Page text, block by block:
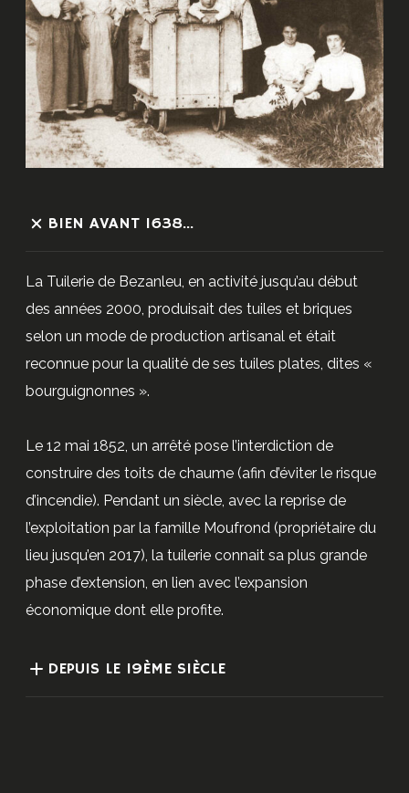
BIEN AVANT 1638...
La Tuilerie de Bezanleu, en activité jusqu’au début
des années 2000, produisait des tuiles et briques
selon un mode de production artisanal et était
reconnue pour la qualité de ses tuiles plates, dites «
bourguignonnes ».
Le 12 mai 1852, un arrêté pose l’interdiction de
construire des toits de chaume (afin d’éviter le risque
d’incendie). Pendant un siècle, avec la reprise de
l’exploitation par la famille Moufrond (propriétaire du
lieu jusqu’en 2017), la tuilerie connait sa plus grande
phase d’extension, en lien avec l’expansion
économique dont elle profite.
DEPUIS LE 19ÈME SIÈCLE